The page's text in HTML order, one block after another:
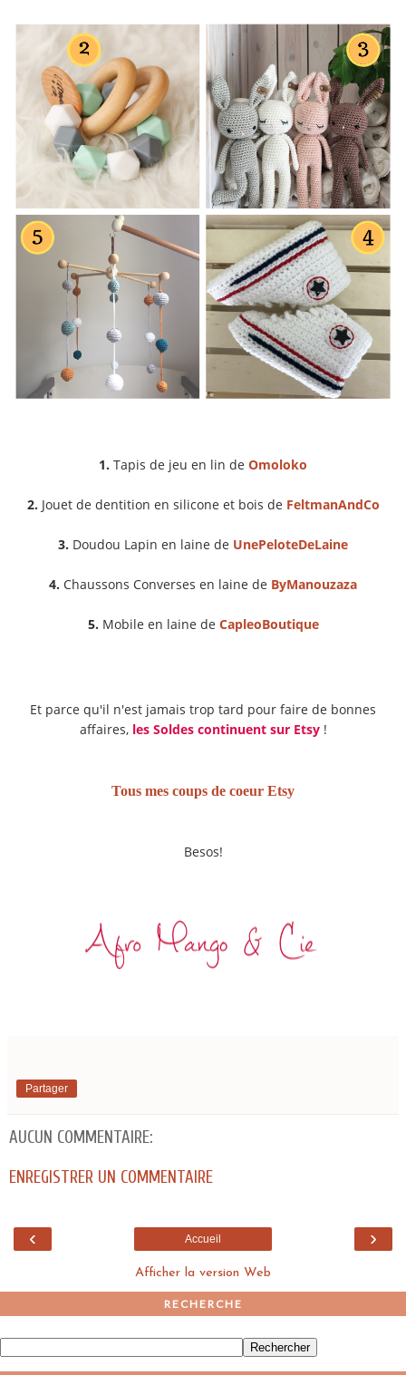
1. Tapis de jeu en lin de Omoloko
2. Jouet de dentition en silicone et bois de FeltmanAndCo
3. Doudou Lapin en laine de UnePeloteDeLaine
4. Chaussons Converses en laine de ByManouzaza
5. Mobile en laine de CapleoBoutique
Et parce qu'il n'est jamais trop tard pour faire de bonnes
affaires, les Soldes continuent sur Etsy!
Tous mes coups de coeur Etsy
Besos!
Partager
AUCUN COMMENTAIRE:
ENREGISTRER UN COMMENTAIRE
‹ ›
Accueil
Afficher la version Web
RECHERCHE